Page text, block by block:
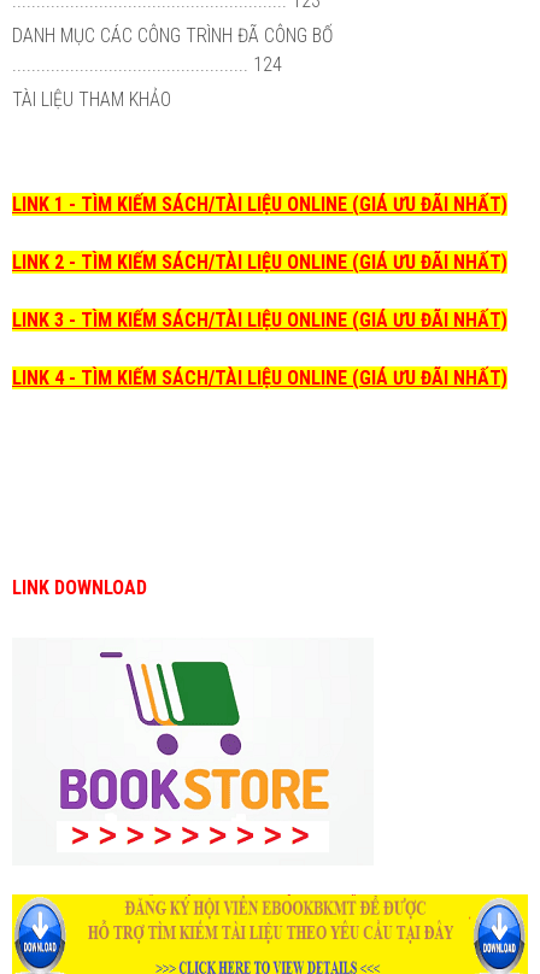
DANH MỤC CÁC CÔNG TRÌNH ĐÃ CÔNG BỐ
................................................. 124
TÀI LIỆU THAM KHẢO
LINK 1 - TÌM KIẾM SÁCH/TÀI LIỆU ONLINE (GIÁ ƯU ĐÃI NHẤT)
LINK 2 - TÌM KIẾM SÁCH/TÀI LIỆU ONLINE (GIÁ ƯU ĐÃI NHẤT)
LINK 3 - TÌM KIẾM SÁCH/TÀI LIỆU ONLINE (GIÁ ƯU ĐÃI NHẤT)
LINK 4 - TÌM KIẾM SÁCH/TÀI LIỆU ONLINE (GIÁ ƯU ĐÃI NHẤT)
LINK DOWNLOAD